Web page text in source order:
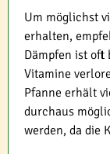
Um möglichst
erhalten,
Dämpfen ist oft
Vitamine
Pfanne erhält
durchaus
werden, da die